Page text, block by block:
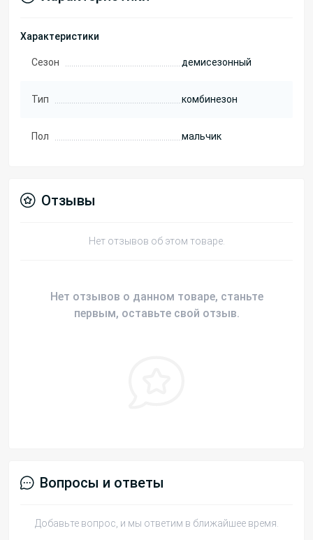
Характеристики
Сезон демисезонный
Тип комбинезон
Пол мальчик
Отзывы
Нет отзывов об этом товаре.
Нет отзывов о данном товаре, станьте
первым, оставьте свой отзыв.
Вопросы и ответы
Добавьте вопрос, и мы ответим в ближайшее время.